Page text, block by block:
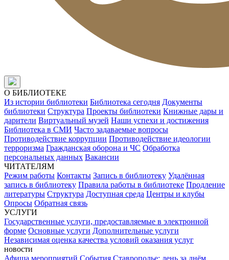
О БИБЛИОТЕКЕ
Из истории библиотеки Библиотека сегодня Документы
библиотеки Структура Проекты библиотеки Книжные дары и
дарители Виртуальный музей Наши успехи и достижения
Библиотека в СМИ Часто задаваемые вопросы
Противодействие коррупции Противодействие идеологии
терроризма Гражданская оборона и ЧС Обработка
персональных данных Вакансии
ЧИТАТЕЛЯМ
Режим работы Контакты Запись в библиотеку Удалённая
запись в библиотеку Правила работы в библиотеке Продление
литературы Структура Доступная среда Центры и клубы
Опросы Обратная связь
УСЛУГИ
Государственные услуги, предоставляемые в электронной
форме Основные услуги Дополнительные услуги
Независимая оценка качества условий оказания услуг
новости
Афиша мероприятий События Ставрополье: день за днём